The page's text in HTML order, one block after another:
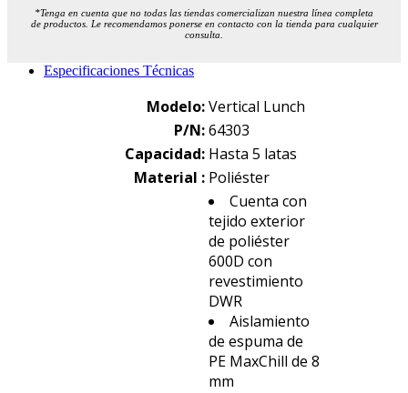
*Tenga en cuenta que no todas las tiendas comercializan nuestra línea completa
de productos. Le recomendamos ponerse en contacto con la tienda para cualquier
consulta.
Especificaciones Técnicas
Modelo: Vertical Lunch
P/N: 64303
Capacidad: Hasta 5 latas
Material : Poliéster
Cuenta con
tejido exterior
de poliéster
600D con
revestimiento
DWR
Aislamiento
de espuma de
PE MaxChill de 8
mm